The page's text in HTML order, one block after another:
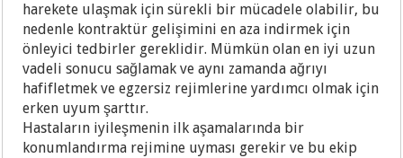
harekete ulaşmak için sürekli bir mücadele olabilir, bu
nedenle kontraktür gelişimini en aza indirmek için
önleyici tedbirler gereklidir. Mümkün olan en iyi uzun
vadeli sonucu sağlamak ve aynı zamanda ağrıyı
hafifletmek ve egzersiz rejimlerine yardımcı olmak için
erken uyum şarttır.
Hastaların iyileşmenin ilk aşamalarında bir
konumlandırma rejimine uyması gerekir ve bu ekip